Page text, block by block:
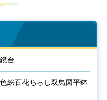
台
絵百花ちらし双鳥図平鉢